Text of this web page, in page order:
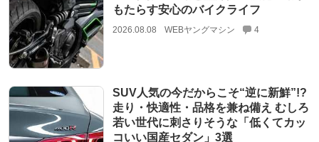
もたらす安心のバイクライフ
2026.08.08 WEBヤングマシン 4
SUV人気の今だからこそ“逆に新鮮”!?
走り・快適性・品格を兼ね備え むしろ
若い世代に刺さりそうな「低くてカッ
コいい国産セダン」3選